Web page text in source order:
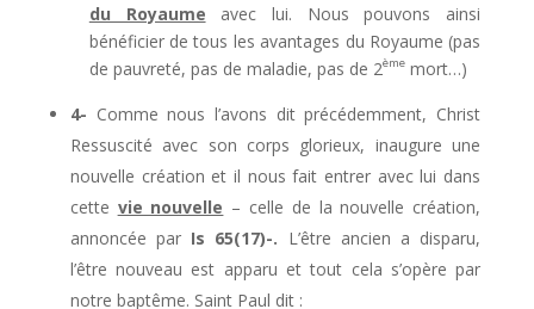
du Royaume avec lui. Nous pouvons ainsi
bénéficier de tous les avantages du Royaume (pas
de pauvreté, pas de maladie, pas de 2èmemort…)
4- Comme nous l’avons dit précédemment, Christ
Ressuscité avec son corps glorieux, inaugure une
nouvelle création et il nous fait entrer avec lui dans
cette vie nouvelle – celle de la nouvelle création,
annoncée par Is 65(17)-. L’être ancien a disparu,
l’être nouveau est apparu et tout cela s’opère par
notre baptême. Saint Paul dit :